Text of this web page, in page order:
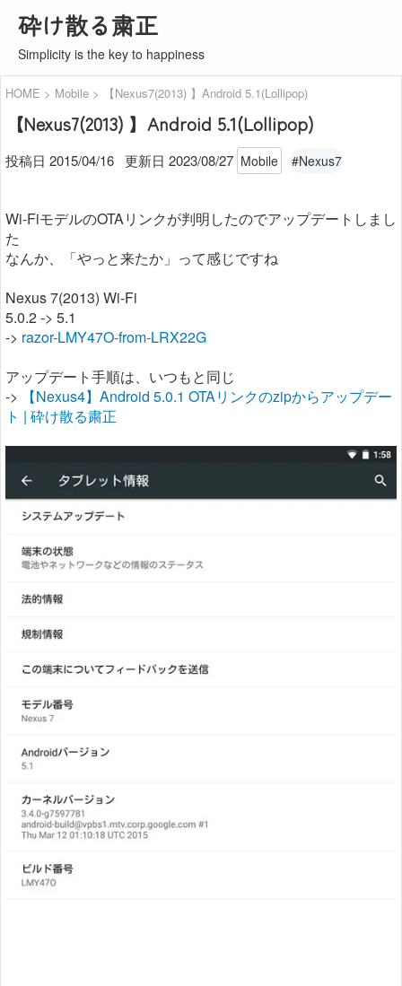
砕け散る粛正
Simplicity is the key to happiness
HOME Mobile 【Nexus7(2013) 】Android 5.1(Lollipop)
【Nexus7(2013) 】Android 5.1(Lollipop)
投稿日 2015/04/16 更新日 2023/08/27 Mobile #Nexus7
Wi-FiモデルのOTAリンクが判明したのでアップデートしまし
た
なんか、「やっと来たか」って感じですね
Nexus 7(2013) Wi-Fi
5.0.2 -> 5.1
-> razor-LMY47O-from-LRX22G
アップデート手順は、いつもと同じ
->
【Nexus4】Android 5.0.1 OTAリンクのzipからアップデー
ト | 砕け散る粛正